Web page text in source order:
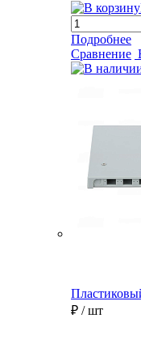
Подробнее
Сравнение
₽ / шт